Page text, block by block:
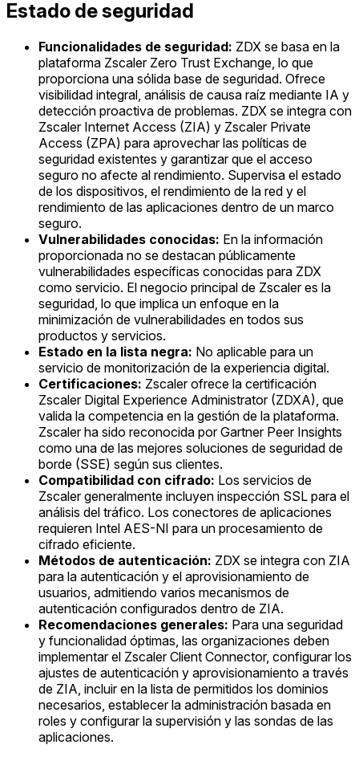
Estado de seguridad
Funcionalidades de seguridad: ZDX se basa en la
plataforma Zscaler Zero Trust Exchange, lo que
proporciona una sólida base de seguridad. Ofrece
visibilidad integral, análisis de causa raíz mediante IA y
detección proactiva de problemas. ZDX se integra con
Zscaler Internet Access (ZIA) y Zscaler Private
Access (ZPA) para aprovechar las políticas de
seguridad existentes y garantizar que el acceso
seguro no afecte al rendimiento. Supervisa el estado
de los dispositivos, el rendimiento de la red y el
rendimiento de las aplicaciones dentro de un marco
seguro.
Vulnerabilidades conocidas: En la información
proporcionada no se destacan públicamente
vulnerabilidades específicas conocidas para ZDX
como servicio. El negocio principal de Zscaler es la
seguridad, lo que implica un enfoque en la
minimización de vulnerabilidades en todos sus
productos y servicios.
Estado en la lista negra: No aplicable para un
servicio de monitorización de la experiencia digital.
Certificaciones: Zscaler ofrece la certificación
Zscaler Digital Experience Administrator (ZDXA), que
valida la competencia en la gestión de la plataforma.
Zscaler ha sido reconocida por Gartner Peer Insights
como una de las mejores soluciones de seguridad de
borde (SSE) según sus clientes.
Compatibilidad con cifrado: Los servicios de
Zscaler generalmente incluyen inspección SSL para el
análisis del tráfico. Los conectores de aplicaciones
requieren Intel AES-NI para un procesamiento de
cifrado eficiente.
Métodos de autenticación: ZDX se integra con ZIA
para la autenticación y el aprovisionamiento de
usuarios, admitiendo varios mecanismos de
autenticación configurados dentro de ZIA.
Recomendaciones generales: Para una seguridad
y funcionalidad óptimas, las organizaciones deben
implementar el Zscaler Client Connector, configurar los
ajustes de autenticación y aprovisionamiento a través
de ZIA, incluir en la lista de permitidos los dominios
necesarios, establecer la administración basada en
roles y configurar la supervisión y las sondas de las
aplicaciones.